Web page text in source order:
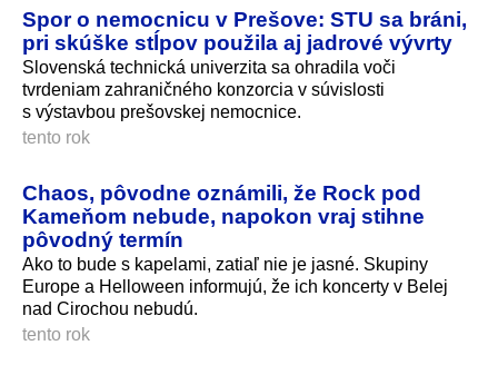
Spor o nemocnicu v Prešove: STU sa bráni,
pri skúške stĺpov použila aj jadrové vývrty
Slovenská technická univerzita sa ohradila voči
tvrdeniam zahraničného konzorcia v súvislosti
s výstavbou prešovskej nemocnice.
tento rok
Chaos, pôvodne oznámili, že Rock pod
Kameňom nebude, napokon vraj stihne
pôvodný termín
Ako to bude s kapelami, zatiaľ nie je jasné. Skupiny
Europe a Helloween informujú, že ich koncerty v Belej
nad Cirochou nebudú.
tento rok